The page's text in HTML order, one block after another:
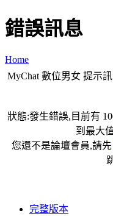
錯誤訊息
Home
MyChat 數位男女 提示
狀態:發生錯誤,目前有
到最大
您還不是論壇會員,請先
完整版本